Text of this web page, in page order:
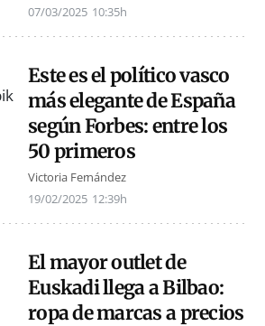
07/03/2025 10:35h
Este es el político vasco
más elegante de España
según Forbes: entre los
50 primeros
Victoria Fernández
19/02/2025 12:39h
El mayor outlet de
Euskadi llega a Bilbao:
ropa de marcas a precios